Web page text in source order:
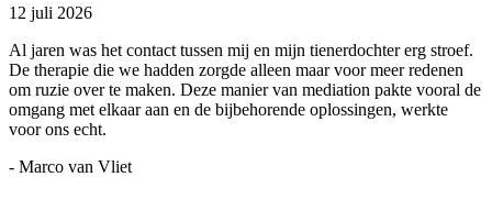
12 juli 2026
Al jaren was het contact tussen mij en mijn tienerdochter erg stroef.
De therapie die we hadden zorgde alleen maar voor meer redenen
om ruzie over te maken. Deze manier van mediation pakte vooral de
omgang met elkaar aan en de bijbehorende oplossingen, werkte
voor ons echt.
- Marco van Vliet